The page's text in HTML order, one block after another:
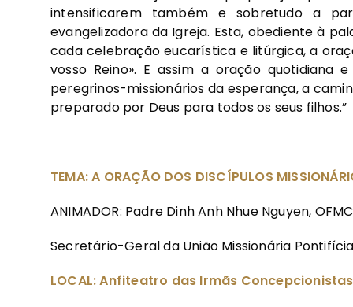
intensificarem também e sobretudo a
evangelizadora da Igreja. Esta, obediente à
cada celebração eucarística e litúrgica, a
vosso Reino». E assim a oração
peregrinos-missionários da esperança, a
preparado por Deus para todos os seus filhos.”
TEMA: A ORAÇÃO DOS DISCÍPULOS
ANIMADOR: Padre Dinh Anh Nhue Nguyen,
Secretário-Geral da União Missionária
LOCAL: Anfiteatro das Irmãs